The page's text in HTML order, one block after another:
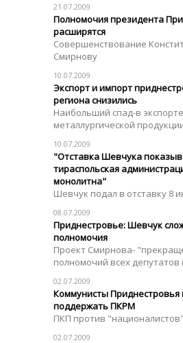
21.07.2009
Полномочия президента
расширятся
Совершенствование
Смирнову
10.07.2009
Экспорт и импорт
региона снизились
Наибольший спад-в экспорте
металлургической
10.07.2009
"Отставка Шевчука
тираспольская
монолитна"
Шевчук подал в отставку 8
08.07.2009
Приднестровье: Шевчук
полномочия
Проект Смирнова-
полномочий всех депутатов
02.07.2009
Коммунисты Приднестровья
поддержать ПКРМ
ПКП против "националистов"
02.07.2009